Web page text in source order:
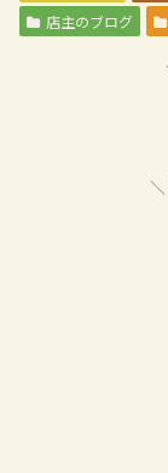
店主のブログ